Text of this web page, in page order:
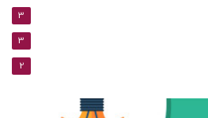
3
3
2